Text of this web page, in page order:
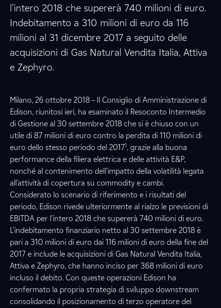
l’intero 2018 che supererà 740 milioni di euro.
Indebitamento a 310 milioni di euro da 116
milioni al 31 dicembre 2017 a seguito delle
acquisizioni di Gas Natural Vendita Italia, Attiva
e Zephyro.
Milano, 26 ottobre 2018 – Il Consiglio di Amministrazione di
Edison, riunitosi ieri, ha esaminato il Resoconto Intermedio
di Gestione al 30 settembre 2018 che si è chiuso con un
utile di 87 milioni di euro contro la perdita di 110 milioni di
euro dello stesso periodo del 20171, grazie alla buona
performance della filiera elettrica e delle attività E&P,
nonché al contenimento dell’impatto della volatilità legata
all’attività di copertura su commodity e cambi.
Considerato lo scenario di riferimento e i risultati del
periodo, Edison rivede ulteriormente al rialzo le previsioni di
EBITDA per l’intero 2018 che supererà 740 milioni di euro.
L’indebitamento finanziario netto al 30 settembre 2018 è
pari a 310 milioni di euro dai 116 milioni di euro della fine del
2017 e include le acquisizioni di Gas Natural Vendita Italia,
Attiva e Zephyro, che hanno inciso per 368 milioni di euro
incluso il debito. Con queste operazioni Edison ha
confermato la propria strategia di sviluppo downstream
consolidando il posizionamento di terzo operatore del